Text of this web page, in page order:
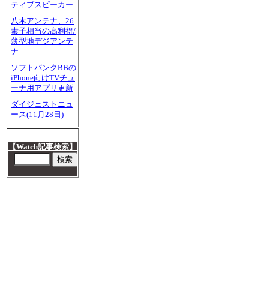
ティブスピーカー
八木アンテナ、26
素子相当の高利得/
薄型地デジアンテ
ナ
ソフトバンクBBの
iPhone向けTVチュ
ーナ用アプリ更新
ダイジェストニュ
ース(11月28日)
【Watch記事検索】